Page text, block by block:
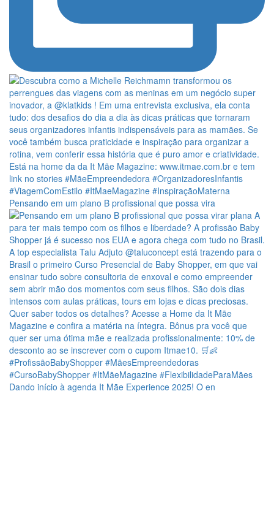
Pensando em um plano B profissional que possa vira
Dando início à agenda It Mãe Experience 2025! O en